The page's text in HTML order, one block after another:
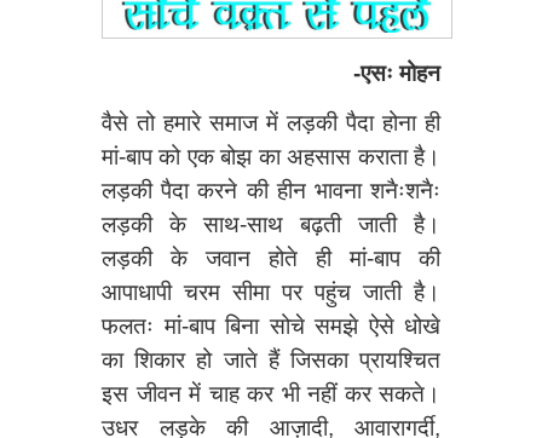
-एसः मोहन
वैसे तो हमारे समाज में लड़की पैदा होना ही
मां-बाप को एक बोझ का अहसास कराता है।
लड़की पैदा करने की हीन भावना शनैःशनैः
लड़की के साथ-साथ बढ़ती जाती है।
लड़की के जवान होते ही मां-बाप की
आपाधापी चरम सीमा पर पहुंच जाती है।
फलतः मां-बाप बिना सोचे समझे ऐसे धोखे
का शिकार हो जाते हैं जिसका प्रायश्‍च‍ित
इस जीवन में चाह कर भी नहीं कर सकते।
उधर लड़के की आज़ादी, आवारागर्दी,